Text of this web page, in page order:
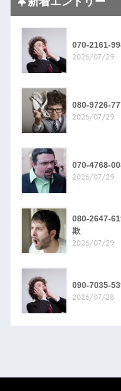
070-2161-
2026/07/29
080-9726-
2026/07/29
070-4768-
2026/07/29
080-2647-
欺
2026/07/29
090-7035-
2026/07/28